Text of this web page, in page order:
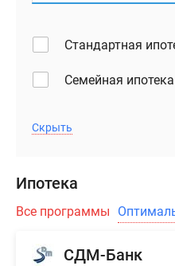
Стандартная
Семейная ипотека
Скрыть
Ипотека
Все программы
СДМ-Банк